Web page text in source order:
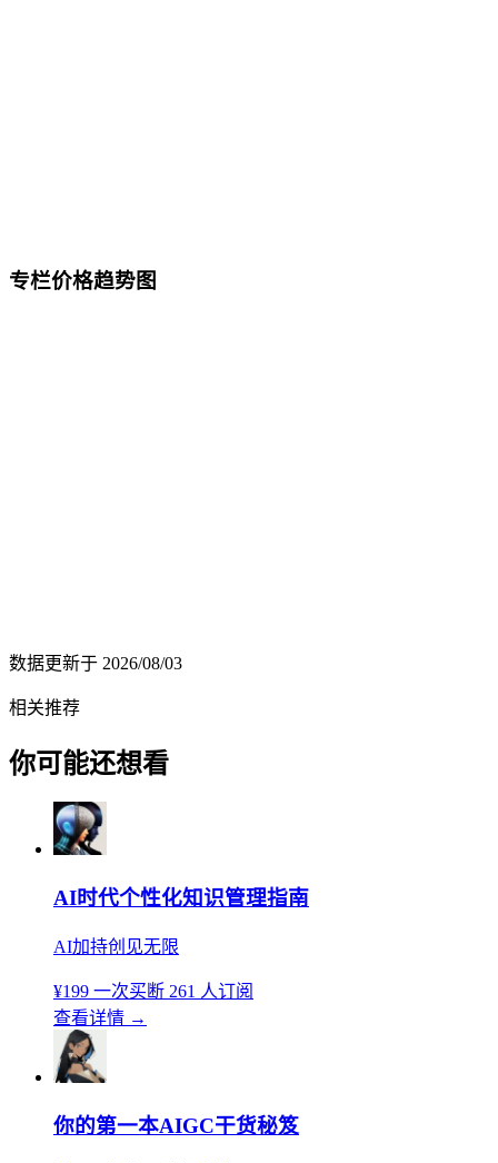
专栏价格趋势图
数据更新于 2026/08/03
相关推荐
你可能还想看
AI时代个性化知识管理指南
AI加持创见无限
¥199 一次买断 261 人订阅
查看详情 →
你的第一本AIGC干货秘笈